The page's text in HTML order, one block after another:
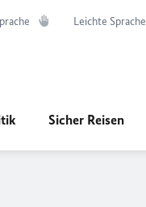
Leichte Sprache
Sicher Reisen